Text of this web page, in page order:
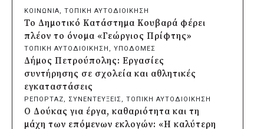
φωτιστικών μετά τη λεηλασία στο έλος
της Αγυιάς
πριν από 2 μέρες
Δήμος Σαρωνικού: Βανδάλισαν το
εκκλησάκι της Μεταμόρφωσης του
Σωτήρος
πριν από 2 μέρες
Περιφέρεια Αττικής: Έξι συμπεράσματα
για την ψηφιακή μετάβαση των
επιχειρήσεων
ΚΟΙΝΩΝΙΑ, ΤΟΠΙΚΗ ΑΥΤΟΔΙΟΙΚΗΣΗ
Το Δημοτικό Κατάστημα Κουβαρά φέρει
πλέον το όνομα «Γεώργιος Πρίφτης»
ΤΟΠΙΚΗ ΑΥΤΟΔΙΟΙΚΗΣΗ , ΥΠΟΔΟΜΕΣ
Δήμος Πετρούπολης: Εργασίες
συντήρησης σε σχολεία και αθλητικές
εγκαταστάσεις
ΡΕΠΟΡΤΑΖ, ΣΥΝΕΝΤΕΥΞΕΙΣ, ΤΟΠΙΚΗ ΑΥΤΟΔΙΟΙΚΗΣΗ
Ο Δούκας για έργα, καθαριότητα και τη
μάχη των επόμενων εκλογών: «Η καλύτερη